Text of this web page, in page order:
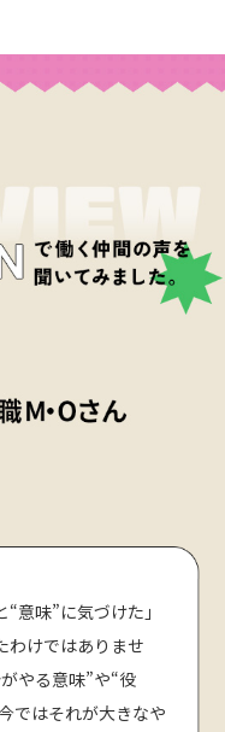
意味”に気づけた」
わけではありませ
やる意味”や“役
ではそれが大きなや